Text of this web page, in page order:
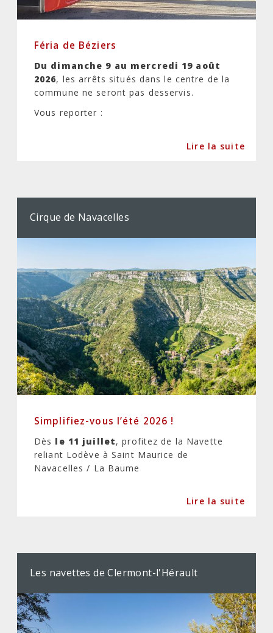
Féria de Béziers
Du dimanche 9 au mercredi 19 août
2026, les arrêts situés dans le centre de la
commune ne seront pas desservis.
Vous reporter :
Lire la suite
Cirque de Navacelles
Simplifiez-vous l’été 2026 !
Dès le 11 juillet, profitez de la Navette
reliant Lodève à Saint Maurice de
Navacelles / La Baume
Lire la suite
Les navettes de Clermont-l'Hérault